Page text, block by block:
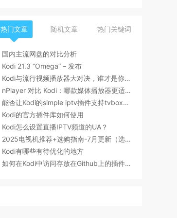
热门文章 随机文章 热门关键词
国内主流网盘的对比分析
Kodi 21.3 “Omega” – 发布
Kodi与流行视频播放器大对决，谁才是你的菜？
nPlayer 对比 Kodi：哪款媒体播放器更适合你？
能否让Kodi的simple iptv插件支持tvbox的源
Kodi的官方插件库如何使用
Kodi怎么设置直播IPTV频道的UA？
2025电视机推荐+选购指南-7月更新（选购要点，产品型号，品牌推荐，有无开机广告等）丨索尼、海信/Vidda、雷鸟、小米、TCL、华为电视哪个牌子好？
Kodi有哪些有待优化的地方
如何在Kodi中访问存放在Github上的插件文件